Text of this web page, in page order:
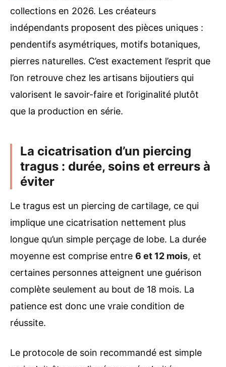
collections en 2026. Les créateurs
indépendants proposent des pièces uniques :
pendentifs asymétriques, motifs botaniques,
pierres naturelles. C’est exactement l’esprit que
l’on retrouve chez les artisans bijoutiers qui
valorisent le savoir-faire et l’originalité plutôt
que la production en série.
La cicatrisation d’un piercing
tragus : durée, soins et erreurs à
éviter
Le tragus est un piercing de cartilage, ce qui
implique une cicatrisation nettement plus
longue qu’un simple perçage de lobe. La durée
moyenne est comprise entre 6 et 12 mois, et
certaines personnes atteignent une guérison
complète seulement au bout de 18 mois. La
patience est donc une vraie condition de
réussite.
Le protocole de soin recommandé est simple